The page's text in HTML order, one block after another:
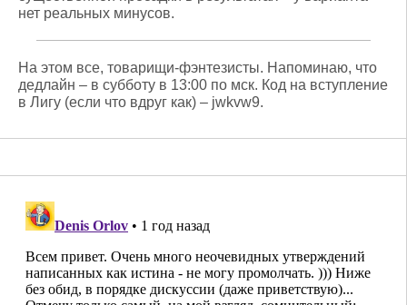
нет реальных минусов.
На этом все, товарищи-фэнтезисты. Напоминаю, что
дедлайн – в субботу в 13:00 по мск. Код на вступление
в Лигу (если что вдруг как) – jwkvw9.